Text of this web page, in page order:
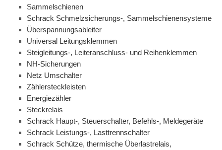
Sammelschienen
Schrack Schmelzsicherungs-, Sammelschienensysteme
Überspannungsableiter
Universal Leitungsklemmen
Steigleitungs-, Leiteranschluss- und Reihenklemmen
NH-Sicherungen
Netz Umschalter
Zählersteckleisten
Energiezähler
Steckrelais
Schrack Haupt-, Steuerschalter, Befehls-, Meldegeräte
Schrack Leistungs-, Lasttrennschalter
Schrack Schütze, thermische Überlastrelais,